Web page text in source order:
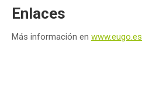
Enlaces
Más información en www.eugo.es